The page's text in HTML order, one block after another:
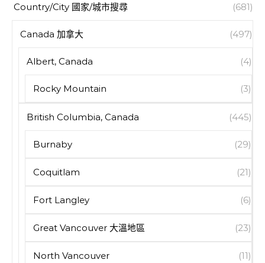
Country/City 國家/城市搜尋 (681)
Canada 加拿大 (497)
Albert, Canada (4)
Rocky Mountain (3)
British Columbia, Canada (445)
Burnaby (29)
Coquitlam (21)
Fort Langley (6)
Great Vancouver 大溫地區 (23)
North Vancouver (11)